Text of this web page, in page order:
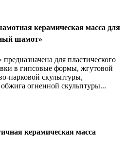
керамическая масса для
шамот»
для пластического
в гипсовые формы, жгутовой
парковой скульптуры,
огненной скульптуры...
керамическая масса